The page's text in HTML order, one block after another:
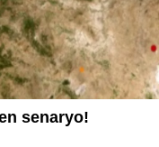
senaryo!